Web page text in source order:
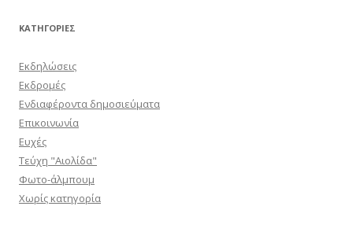
KΑΤΗΓΟΡΊΕΣ
Εκδηλώσεις
Εκδρομές
Ενδιαφέροντα δημοσιεύματα
Επικοινωνία
Ευχές
Τεύχη "Αιολίδα"
Φωτο-άλμπουμ
Χωρίς κατηγορία